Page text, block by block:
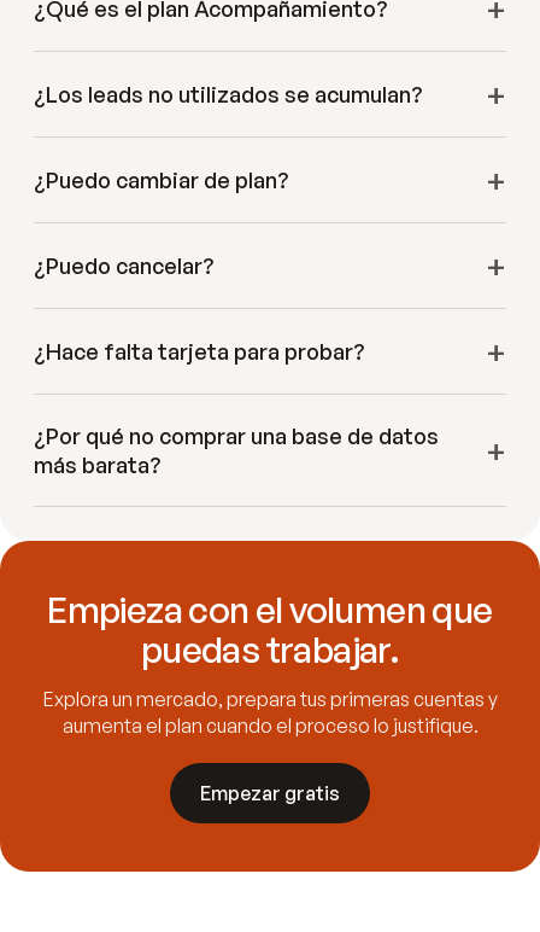
¿Qué es el plan Acompañamiento?
¿Los leads no utilizados se acumulan?
¿Puedo cambiar de plan?
¿Puedo cancelar?
¿Hace falta tarjeta para probar?
¿Por qué no comprar una base de datos
más barata?
Empieza con el volumen que
puedas trabajar.
Explora un mercado, prepara tus primeras cuentas y
aumenta el plan cuando el proceso lo justifique.
Empezar gratis